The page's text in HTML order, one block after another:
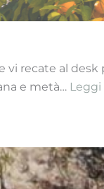
vi recate al desk
e metà…